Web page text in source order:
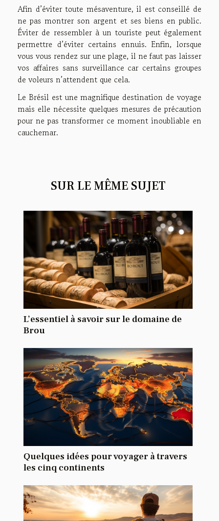
Afin d’éviter toute mésaventure, il est conseillé de
ne pas montrer son argent et ses biens en public.
Éviter de ressembler à un touriste peut également
permettre d’éviter certains ennuis. Enfin, lorsque
vous vous rendez sur une plage, il ne faut pas laisser
vos affaires sans surveillance car certains groupes
de voleurs n’attendent que cela.
Le Brésil est une magnifique destination de voyage
mais elle nécessite quelques mesures de précaution
pour ne pas transformer ce moment inoubliable en
cauchemar.
SUR LE MÊME SUJET
L’essentiel à savoir sur le domaine de
Brou
Quelques idées pour voyager à travers
les cinq continents